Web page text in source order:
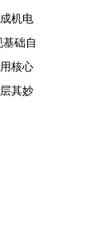
机电
础自
核心
其妙